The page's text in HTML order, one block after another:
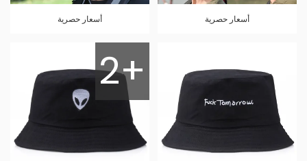
أسعار حصرية أسعار حصرية
2+